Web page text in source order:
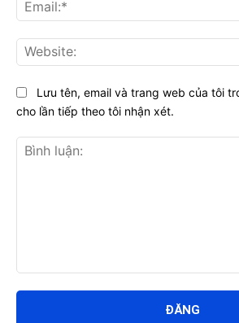
luận:
Lưu tên, email và trang web của tôi
cho lần tiếp theo tôi nhận xét.